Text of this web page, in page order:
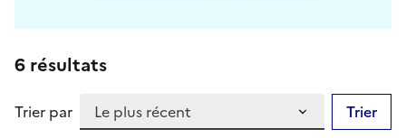
6 résultats
Trier par Trier